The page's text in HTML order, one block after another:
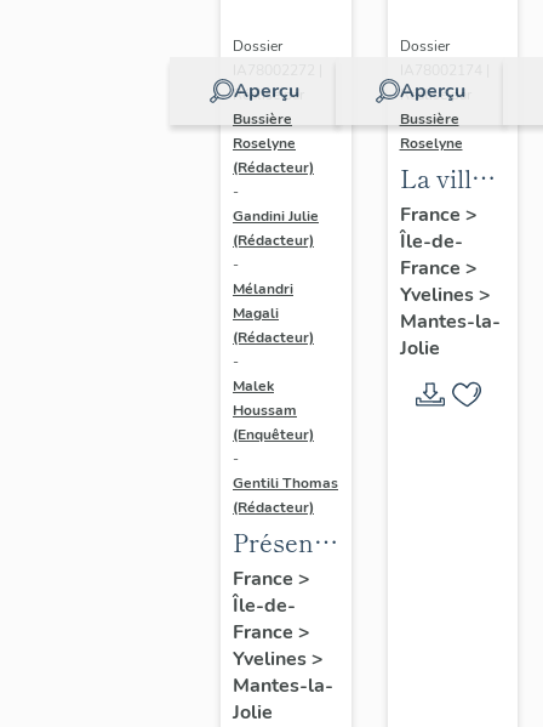
Aperçu
Dossier
Réalisé par
Bussière
Roselyne
(Rédacteur)
-
Gandini Julie
(Rédacteur)
-
Mélandri
Magali
(Rédacteur)
-
Malek
Houssam
(Enquêteur)
-
Gentili Thomas
(Rédacteur)
Présentation
de
l'étude
France >
Île-de-
France >
Yvelines>
Mantes-la-
Jolie
Aperçu
Dossier
Réalisé par
Bussière
Roselyne
La ville
de
Mantes-
la-Jolie
France >
Île-de-
France >
Yvelines>
Mantes-la-
Jolie